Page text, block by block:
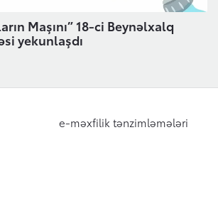
Maşını” 18-ci Beynəlxalq
yekunlaşdı
e-məxfilik tənzimləmələri